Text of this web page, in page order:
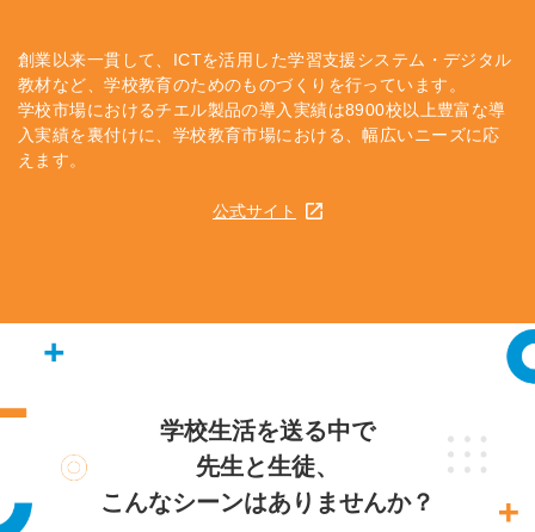
創業以来一貫して、ICTを活用した学習支援システム・デジタル
教材など、学校教育のためのものづくりを行っています。
学校市場におけるチエル製品の導入実績は8900校以上豊富な導
入実績を裏付けに、学校教育市場における、幅広いニーズに応
えます。
公式サイト
学校生活を送る中で
先生と生徒、
こんなシーンはありませんか？